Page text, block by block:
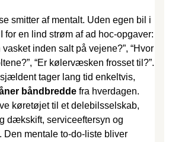
smitter af mentalt. Uden egen bil i
for en lind strøm af ad hoc-opgaver:
inden salt på vejene?”, “Hvor
“Er kølervæsken frosset til?”.
tager lang tid enkeltvis,
båndbredde fra hverdagen.
køretøjet til et delebilsselskab,
dækskift, serviceeftersyn og
Den mentale to-do-liste bliver